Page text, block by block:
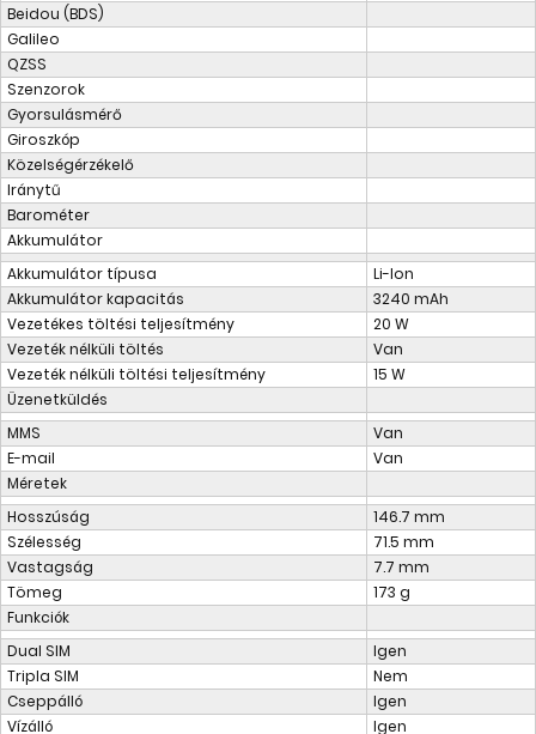
Beidou (BDS)
Galileo
QZSS
Szenzorok
Gyorsulásmérő
Giroszkóp
Közelségérzékelő
Iránytű
Barométer
Akkumulátor
Akkumulátor típusa
Li-Ion
Akkumulátor kapacitás
3240 mAh
Vezetékes töltési teljesítmény
20 W
Vezeték nélküli töltés
Van
Vezeték nélküli töltési teljesítmény
15 W
Üzenetküldés
MMS
Van
E-mail
Van
Méretek
Hosszúság
146.7 mm
Szélesség
71.5 mm
Vastagság
7.7 mm
Tömeg
173 g
Funkciók
Dual SIM
Igen
Tripla SIM
Nem
Cseppálló
Igen
Vízálló
Igen